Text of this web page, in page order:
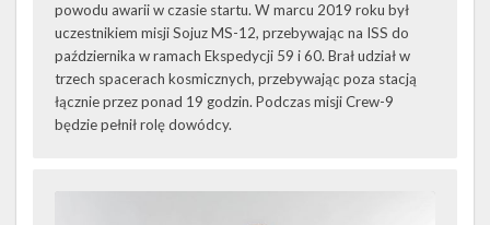
powodu awarii w czasie startu. W marcu 2019 roku był
uczestnikiem misji Sojuz MS-12, przebywając na ISS do
października w ramach Ekspedycji 59 i 60. Brał udział w
trzech spacerach kosmicznych, przebywając poza stacją
łącznie przez ponad 19 godzin. Podczas misji Crew-9
będzie pełnił rolę dowódcy.